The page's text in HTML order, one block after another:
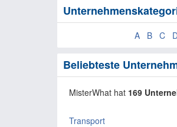
A B C
Beliebteste
MisterWhat hat 169
Transport